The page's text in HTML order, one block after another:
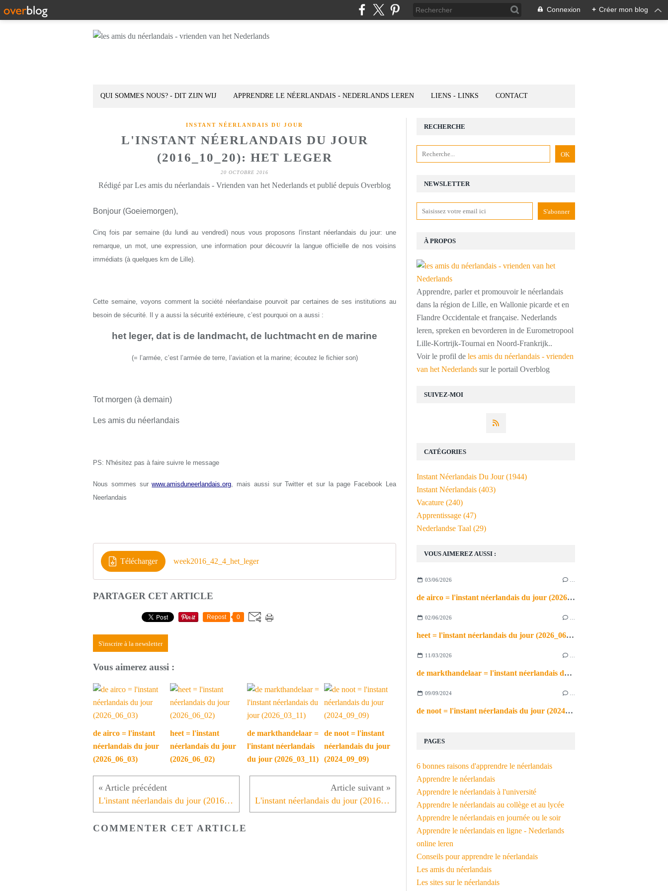
Connexion + Créer mon blog
QUI SOMMES NOUS? - DIT ZIJN WIJ APPRENDRE LE NÉERLANDAIS - NEDERLANDS LEREN LIENS - LINKS CONTACT
INSTANT NÉERLANDAIS DU JOUR
L'INSTANT NÉERLANDAIS DU JOUR
(2016_10_20): HET LEGER
20 OCTOBRE 2016
Rédigé par Les amis du néerlandais - Vrienden van het Nederlands et publié depuis Overblog
Bonjour (Goeiemorgen),
Cinq fois par semaine (du lundi au vendredi) nous vous proposons l'instant néerlandais du jour: une
remarque, un mot, une expression, une information pour découvrir la langue officielle de nos voisins
immédiats (à quelques km de Lille).
Cette semaine, voyons comment la société néerlandaise pourvoit par certaines de ses institutions au
besoin de sécurité. Il y a aussi la sécurité extérieure, c’est pourquoi on a aussi :
het leger, dat is de landmacht, de luchtmacht en de marine
(= l’armée, c’est l’armée de terre, l’aviation et la marine; écoutez le fichier son)
Tot morgen (à demain)
Les amis du néerlandais
PS: N'hésitez pas à faire suivre le message
Nous sommes surwww.amisduneerlandais.org, mais aussi sur Twitter et sur la page Facebook Lea
Neerlandais
Télécharger week2016_42_4_het_leger
PARTAGER CET ARTICLE
Repost 0
S'inscrire à la newsletter
Vous aimerez aussi :
de airco = l'instant
néerlandais du jour
(2026_06_03)
heet = l'instant
néerlandais du jour
(2026_06_02)
de markthandelaar =
l'instant néerlandais
du jour (2026_03_11)
de noot = l'instant
néerlandais du jour
(2024_09_09)
L'instant néerlandais du jour (2016_10_19): de wijkagent L'instant néerlandais du jour (2016_10_21): de Koninklijke Marechaussee
COMMENTER CET ARTICLE
NEWSLETTER
SUIVEZ-MOI
RECHERCHE
À PROPOS
Apprendre, parler et promouvoir le néerlandais
dans la région de Lille, en Wallonie picarde et en
Flandre Occidentale et française. Nederlands
leren, spreken en bevorderen in de Eurometropool
Lille-Kortrijk-Tournai en Noord-Frankrijk..
Voir le profil de les amis du néerlandais - vrienden
van het Nederlands sur le portail Overblog
VOUS AIMEREZ AUSSI :
03/06/2026
de airco = l'instant néerlandais du jour (2026_06_03)
02/06/2026
heet = l'instant néerlandais du jour (2026_06_02)
11/03/2026
de markthandelaar = l'instant néerlandais du jour (2026_03_11)
09/09/2024
de noot = l'instant néerlandais du jour (2024_09_09)
PAGES
6 bonnes raisons d'apprendre le néerlandais
Apprendre le néerlandais
Apprendre le néerlandais à l'université
Apprendre le néerlandais au collège et au lycée
Apprendre le néerlandais en journée ou le soir
Apprendre le néerlandais en ligne - Nederlands
online leren
Conseils pour apprendre le néerlandais
Les amis du néerlandais
Les sites sur le néerlandais
CATÉGORIES
Instant Néerlandais Du Jour(1944)
Instant Néerlandais (403)
Vacature (240)
Apprentissage (47)
Nederlandse Taal (29)